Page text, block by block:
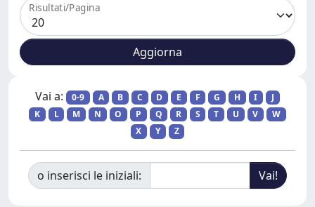
Risultati/Pagina
Vai a: 0-9 A B C D E F G H I
J
K
L M N O P Q R S T U V
W
X
Y Z
o inserisci le iniziali: